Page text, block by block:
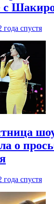
с
года спустя
о
года спустя